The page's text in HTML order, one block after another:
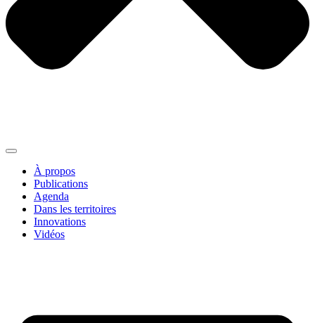
À propos
Publications
Agenda
Dans les territoires
Innovations
Vidéos